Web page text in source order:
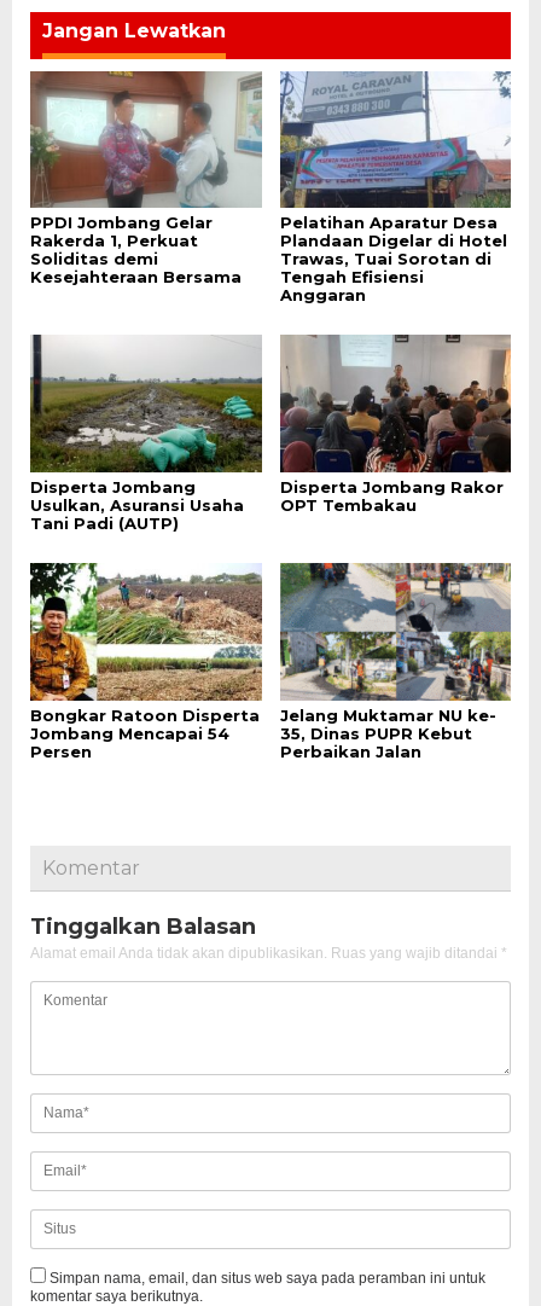
Jangan Lewatkan
PPDI Jombang Gelar
Rakerda 1, Perkuat
Soliditas demi
Kesejahteraan Bersama
Pelatihan Aparatur Desa
Plandaan Digelar di Hotel
Trawas, Tuai Sorotan di
Tengah Efisiensi
Anggaran
Disperta Jombang
Usulkan, Asuransi Usaha
Tani Padi (AUTP)
Disperta Jombang Rakor
OPT Tembakau
Bongkar Ratoon Disperta
Jombang Mencapai 54
Persen
Jelang Muktamar NU ke-
35, Dinas PUPR Kebut
Perbaikan Jalan
Komentar
Tinggalkan Balasan
Alamat email Anda tidak akan dipublikasikan. Ruas yang wajib ditandai *
Simpan nama, email, dan situs web saya pada peramban ini untuk
komentar saya berikutnya.